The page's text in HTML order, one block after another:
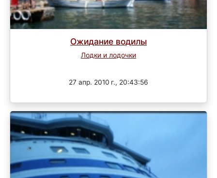
Ожидание водилы
Лодки и лодочки
27 апр. 2010 г., 20:43:56